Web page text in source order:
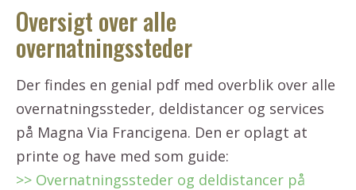
Oversigt over alle
overnatningssteder
Der findes en genial pdf med overblik over alle
overnatningssteder, deldistancer og services
på Magna Via Francigena. Den er oplagt at
printe og have med som guide:
>> Overnatningssteder og deldistancer på